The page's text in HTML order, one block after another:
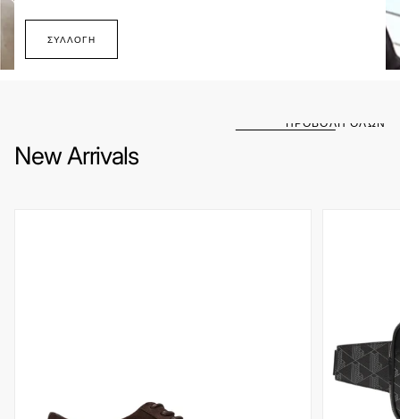
ΣΥΛΛΟΓΉ
New Arrivals
ΠΡΟΒΟΛΗ ΟΛΩΝ